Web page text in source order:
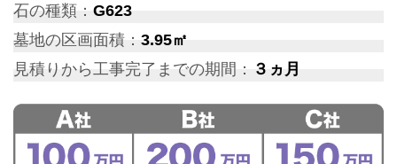
石の種類： G623
墓地の区画面積： 3.95㎡
見積りから工事完了までの期間： ３ヵ月